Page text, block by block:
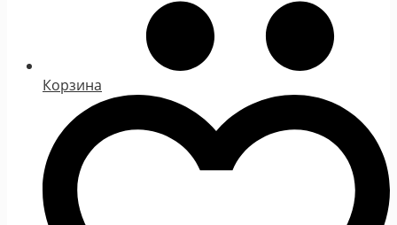
Корзина